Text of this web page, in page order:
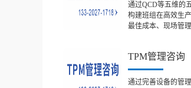
通过QCD等五维的
构建班组在高效生
最佳成本、现场管
TPM管理咨询
通过完善设备的管